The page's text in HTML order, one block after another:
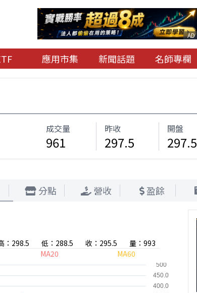
AD
應用市集 新聞話題 名師專欄
成交量
961
昨收
297.5
開盤
297.5
分點 營收 盈餘
：298.5 低：288.5 收：295.5
量：993
MA20 MA60